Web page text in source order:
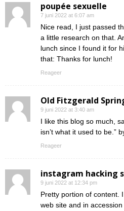
poupée sexuelle
7 juni 2022 at 6:07 am
Nice read, I just passed
a little research on that.
lunch since I found it for
that: Thanks for lunch!
Reageer
Old Fitzgerald
9 juni 2022 at 3:40 am
I like this blog so much,
isn’t what it used to be.”
Reageer
instagram hacking
9 juni 2022 at 12:34 pm
Pretty portion of content.
web site and in